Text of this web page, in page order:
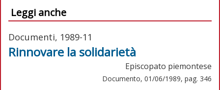
Leggi anche
Documenti, 1989-11
Rinnovare la solidarietà
Episcopato piemontese
Documento, 01/06/1989, pag. 346